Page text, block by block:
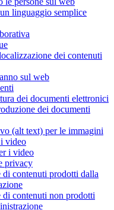
linguaggio semplice
dei contenuti
sul web
dei documenti elettronici
dei documenti
(alt text) per le immagini
video
i video
privacy
contenuti prodotti dalla
contenuti non prodotti